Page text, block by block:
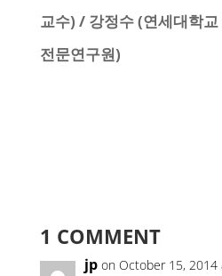
교수) / 강정수 (연세대학
전문연구원)
1 COMMENT
jp on October 15, 2014